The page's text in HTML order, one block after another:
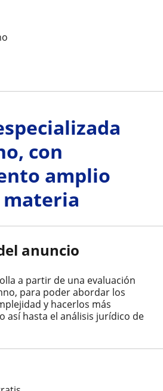
con
amplio
materia
anuncio
a partir de una evaluación
para poder abordar los
y hacerlos más
así hasta el análisis jurídico de